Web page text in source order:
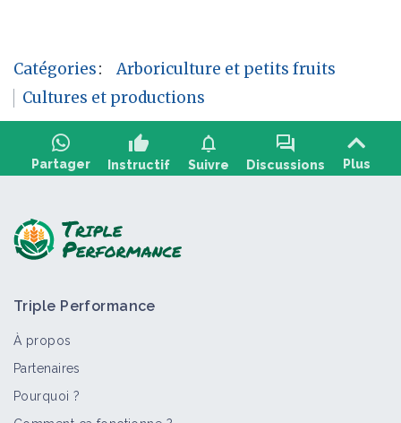
Catégories:
Arboriculture et petits fruits
Cultures et productions
Partager
thumb_up
Instructif
notifications
Suivre
forum
Discussions Plus
Triple Performance
À propos
Partenaires
Pourquoi ?